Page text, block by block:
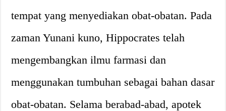
tempat yang menyediakan obat-obatan. Pada
zaman Yunani kuno, Hippocrates telah
mengembangkan ilmu farmasi dan
menggunakan tumbuhan sebagai bahan dasar
obat-obatan. Selama berabad-abad, apotek